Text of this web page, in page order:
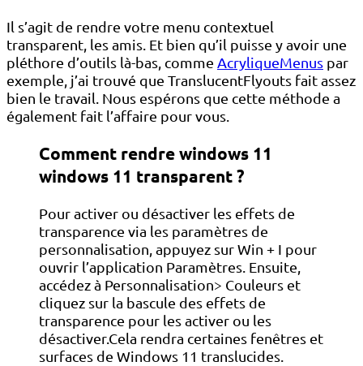
Il s’agit de rendre votre menu contextuel
transparent, les amis. Et bien qu’il puisse y avoir une
pléthore d’outils là-bas, comme AcryliqueMenus par
exemple, j’ai trouvé que TranslucentFlyouts fait assez
bien le travail. Nous espérons que cette méthode a
également fait l’affaire pour vous.
Comment rendre windows 11
windows 11 transparent ?
Pour activer ou désactiver les effets de
transparence via les paramètres de
personnalisation, appuyez sur Win + I pour
ouvrir l’application Paramètres. Ensuite,
accédez à Personnalisation> Couleurs et
cliquez sur la bascule des effets de
transparence pour les activer ou les
désactiver.Cela rendra certaines fenêtres et
surfaces de Windows 11 translucides.